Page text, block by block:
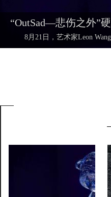
“OutSad—悲伤之外”
8月21日，艺术家Leon Wang